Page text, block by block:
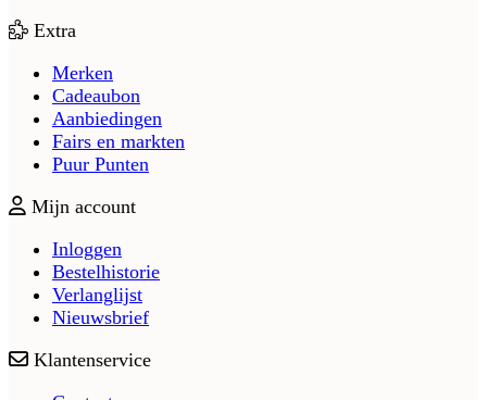
Extra
Merken
Cadeaubon
Aanbiedingen
Fairs en markten
Puur Punten
Mijn account
Inloggen
Bestelhistorie
Verlanglijst
Nieuwsbrief
Klantenservice